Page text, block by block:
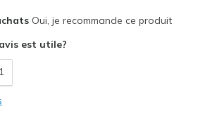
Oui, je recommande ce produit
est utile?
1